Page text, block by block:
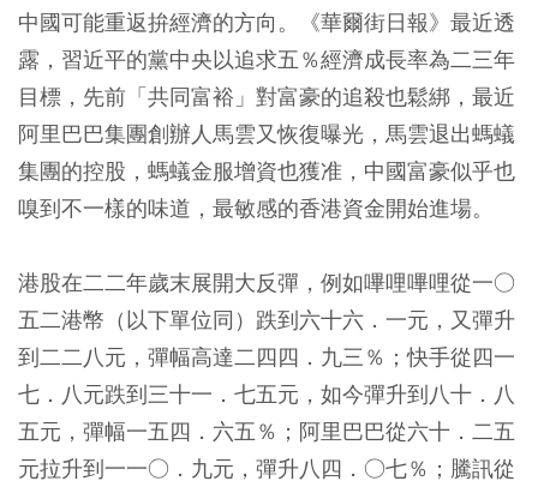
中國可能重返拚經濟的方向。《華爾街日報》最近透
露，習近平的黨中央以追求五％經濟成長率為二三年
目標，先前「共同富裕」對富豪的追殺也鬆綁，最近
阿里巴巴集團創辦人馬雲又恢復曝光，馬雲退出螞蟻
集團的控股，螞蟻金服增資也獲准，中國富豪似乎也
嗅到不一樣的味道，最敏感的香港資金開始進場。
港股在二二年歲末展開大反彈，例如嗶哩嗶哩從一○
五二港幣（以下單位同）跌到六十六．一元，又彈升
到二二八元，彈幅高達二四四．九三％；快手從四一
七．八元跌到三十一．七五元，如今彈升到八十．八
五元，彈幅一五四．六五％；阿里巴巴從六十．二五
元拉升到一一○．九元，彈升八四．○七％；騰訊從